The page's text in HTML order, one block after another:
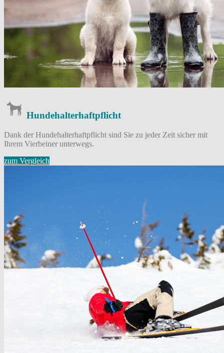
Hundehalterhaftpflicht
Dank der Hundehalterhaftpflicht sind Sie zu jeder Zeit sicher mit
Ihrem Vierbeiner unterwegs.
zum Vergleich